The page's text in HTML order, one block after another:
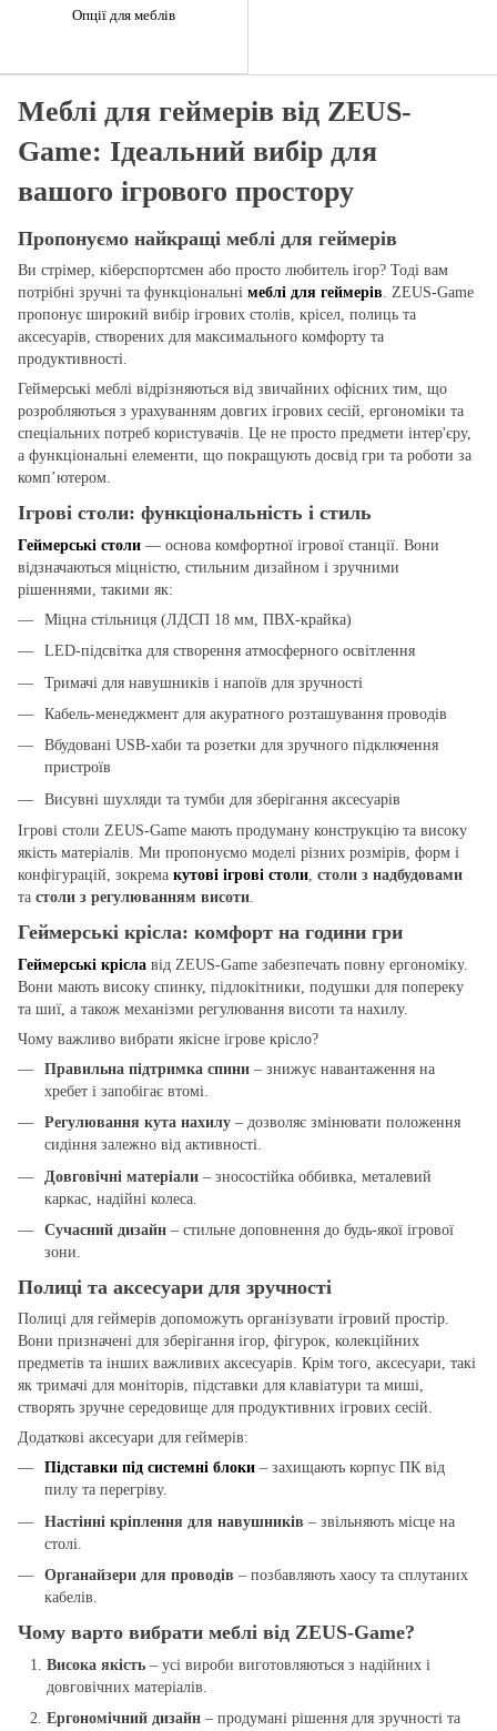
Меблі для геймерів від ZEUS-
Game: Ідеальний вибір для
вашого ігрового простору
Пропонуємо найкращі меблі для геймерів
Ви стрімер, кіберспортсмен або просто любитель ігор? Тоді вам
потрібні зручні та функціональні меблі для геймерів. ZEUS-Game
пропонує широкий вибір ігрових столів, крісел, полиць та
аксесуарів, створених для максимального комфорту та
продуктивності.
Геймерські меблі відрізняються від звичайних офісних тим, що
розробляються з урахуванням довгих ігрових сесій, ергономіки та
спеціальних потреб користувачів. Це не просто предмети інтер'єру,
а функціональні елементи, що покращують досвід гри та роботи за
комп’ютером.
Ігрові столи: функціональність і стиль
Геймерські столи — основа комфортної ігрової станції. Вони
відзначаються міцністю, стильним дизайном і зручними
рішеннями, такими як:
Міцна стільниця (ЛДСП 18 мм, ПВХ-крайка)
LED-підсвітка для створення атмосферного освітлення
Тримачі для навушників і напоїв для зручності
Кабель-менеджмент для акуратного розташування проводів
Вбудовані USB-хаби та розетки для зручного підключення
пристроїв
Висувні шухляди та тумби для зберігання аксесуарів
Ігрові столи ZEUS-Game мають продуману конструкцію та високу
якість матеріалів. Ми пропонуємо моделі різних розмірів, форм і
конфігурацій, зокрема кутові ігрові столи, столи з надбудовами
та столи з регулюванням висоти.
Геймерські крісла: комфорт на години гри
Геймерські крісла від ZEUS-Game забезпечать повну ергономіку.
Вони мають високу спинку, підлокітники, подушки для попереку
та шиї, а також механізми регулювання висоти та нахилу.
Чому важливо вибрати якісне ігрове крісло?
Правильна підтримка спини – знижує навантаження на
хребет і запобігає втомі.
Регулювання кута нахилу – дозволяє змінювати положення
сидіння залежно від активності.
Довговічні матеріали – зносостійка оббивка, металевий
каркас, надійні колеса.
Сучасний дизайн – стильне доповнення до будь-якої ігрової
зони.
Полиці та аксесуари для зручності
Полиці для геймерів допоможуть організувати ігровий простір.
Вони призначені для зберігання ігор, фігурок, колекційних
предметів та інших важливих аксесуарів. Крім того, аксесуари, такі
як тримачі для моніторів, підставки для клавіатури та миші,
створять зручне середовище для продуктивних ігрових сесій.
Додаткові аксесуари для геймерів:
Підставки під системні блоки – захищають корпус ПК від
пилу та перегріву.
Настінні кріплення для навушників – звільняють місце на
столі.
Органайзери для проводів – позбавляють хаосу та сплутаних
кабелів.
Чому варто вибрати меблі від ZEUS-Game?
Висока якість – усі вироби виготовляються з надійних і
довговічних матеріалів.
Ергономічний дизайн – продумані рішення для зручності та
Опції для меблів